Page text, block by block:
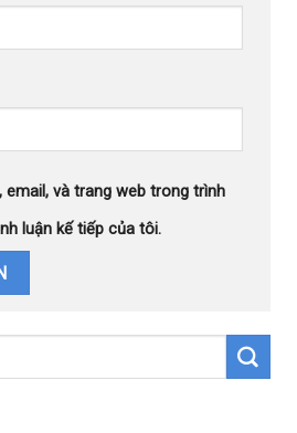
email, và trang web trong trình
luận kế tiếp của tôi.